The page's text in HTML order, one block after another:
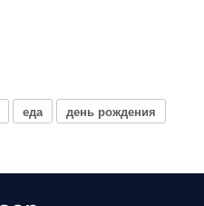
еда
день рождения